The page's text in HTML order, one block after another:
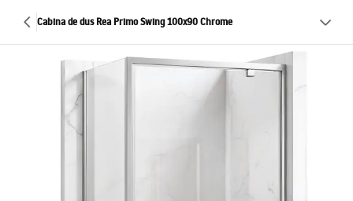
Cabina de dus Rea Primo Swing 100x90 Chrome